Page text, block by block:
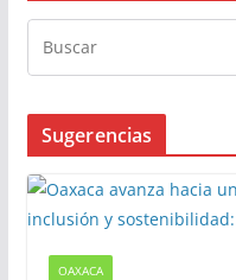
Sugerencias
OAXACA